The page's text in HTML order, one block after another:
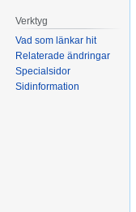
Verktyg
Vad som länkar hit
Relaterade ändringar
Specialsidor
Sidinformation